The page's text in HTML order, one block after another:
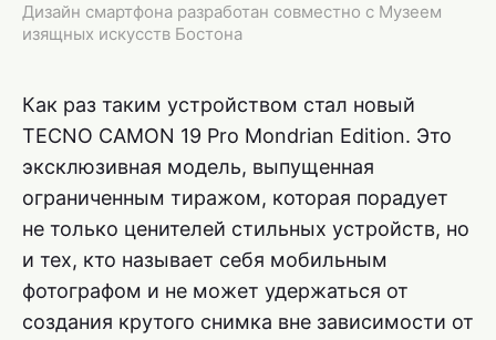
Дизайн смартфона разработан совместно с Музеем
изящных искусств Бостона
Как раз таким устройством стал новый
TECNO CAMON 19 Pro Mondrian Edition. Это
эксклюзивная модель, выпущенная
ограниченным тиражом, которая порадует
не только ценителей стильных устройств, но
и тех, кто называет себя мобильным
фотографом и не может удержаться от
создания крутого снимка вне зависимости от